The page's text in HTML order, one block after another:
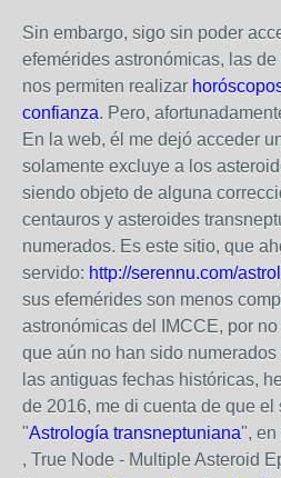
Sin embargo, sigo sin poder
efemérides astronómicas, las
nos permiten realizar
confianza. Pero,
En la web, él me dejó acceder
solamente excluye a los
siendo objeto de alguna
centauros y asteroides
numerados. Es este sitio, que
servido: http://serennu.com/
sus efemérides son menos
astronómicas del IMCCE, por
que aún no han sido
las antiguas fechas históricas,
de 2016, me di cuenta de que el
"Astrología transneptuniana", en
, True Node - Multiple Asteroid